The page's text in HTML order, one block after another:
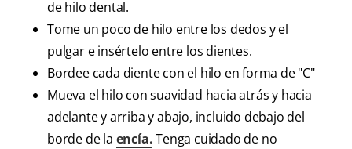
de hilo dental.
Tome un poco de hilo entre los dedos y el
pulgar e insértelo entre los dientes.
Bordee cada diente con el hilo en forma de "C"
Mueva el hilo con suavidad hacia atrás y hacia
adelante y arriba y abajo, incluido debajo del
borde de la encía.Tenga cuidado de no